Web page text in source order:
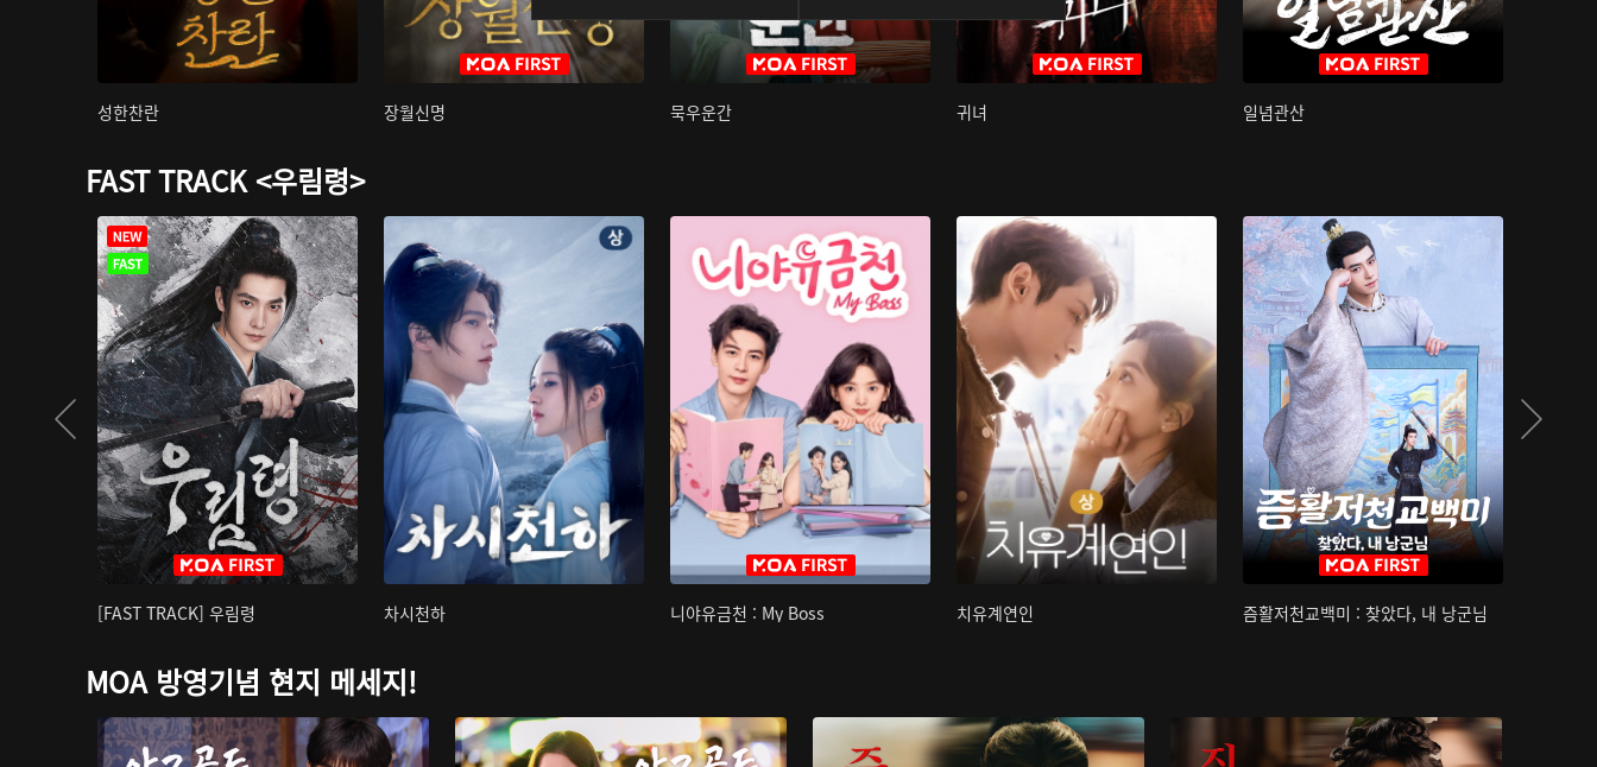
성한찬란 장월신명 묵우운간 귀녀 일념관산
FAST TRACK <우림령>
[FAST TRACK] 우림령 차시천하 니야유금천 : My Boss 치유계연인 즘활저천교백미 : 찾았다, 내 낭군님
MOA 방영기념 현지 메세지!